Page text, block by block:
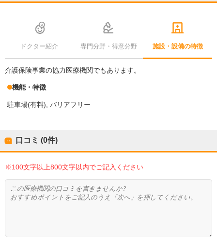
ドクター紹介 専門分野・得意分野 施設・設備の特徴
介護保険事業の協力医療機関でもあります。
機能・特徴
駐車場(有料) バリアフリー
口コミ (0件)
※100文字以上800文字以内でご記入ください